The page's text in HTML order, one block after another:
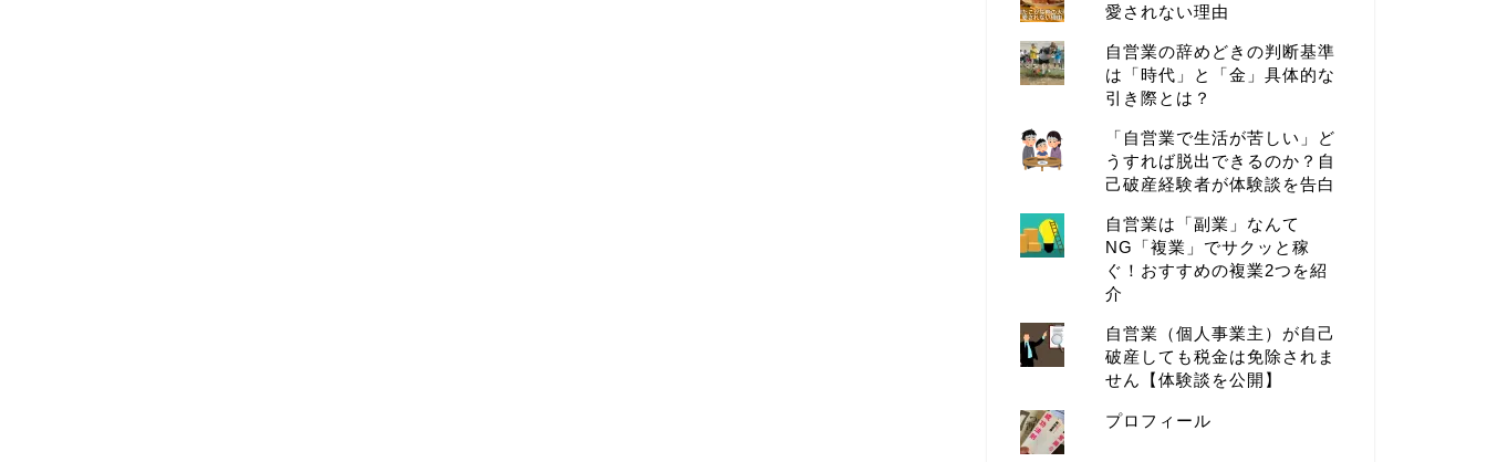
愛されない理由
自営業の辞めどきの判断基準
は「時代」と「金」具体的な
引き際とは？
「自営業で生活が苦しい」ど
うすれば脱出できるのか？自
己破産経験者が体験談を告白
自営業は「副業」なんて
NG「複業」でサクッと稼
ぐ！おすすめの複業2つを紹
介
自営業（個人事業主）が自己
破産しても税金は免除されま
せん【体験談を公開】
プロフィール